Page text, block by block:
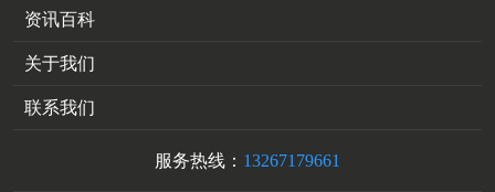
资讯百科
关于我们
联系我们
服务热线： 13267179661